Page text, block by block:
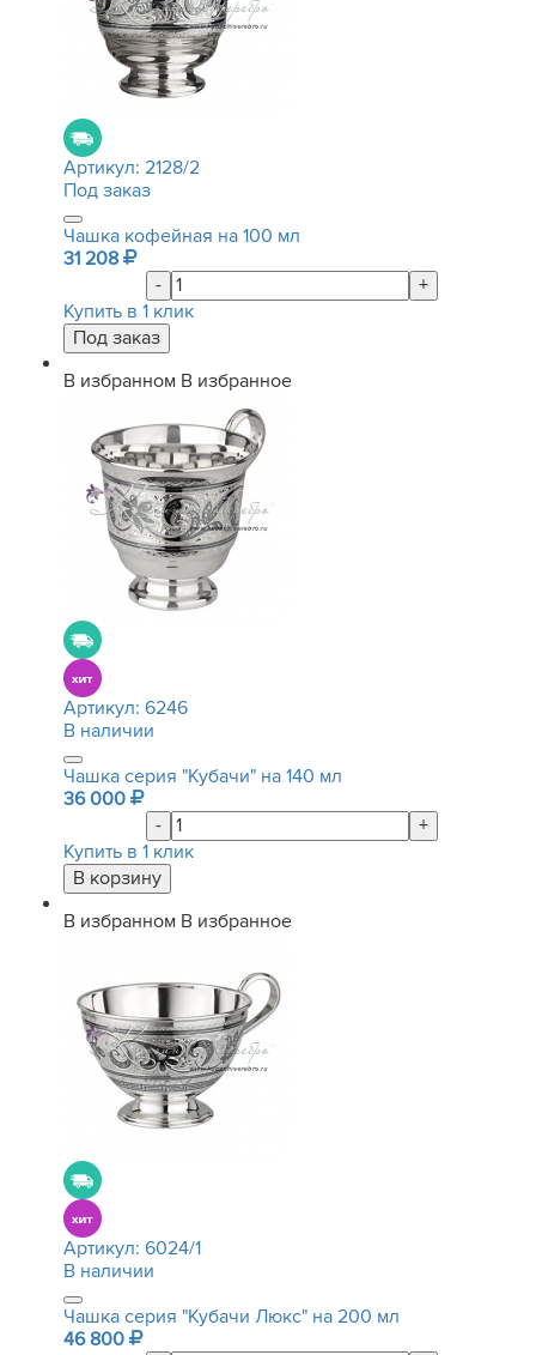
Артикул: 2128/2
Под заказ
Чашка кофейная на 100 мл
31 208
-
+
Купить в 1 клик
В избранном В избранное
Артикул: 6246
В наличии
Чашка серия "Кубачи" на 140 мл
36 000
-
+
Купить в 1 клик
В избранном В избранное
Артикул: 6024/1
В наличии
Чашка серия "Кубачи Люкс" на 200 мл
46 800